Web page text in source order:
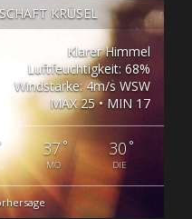
KRÜSEL
Klarer Himmel
Luftfeuchtigkeit: 68%
Windstärke: 4m/s WSW
MAX 25 • MIN 17
37°
MO
30 °
DIE